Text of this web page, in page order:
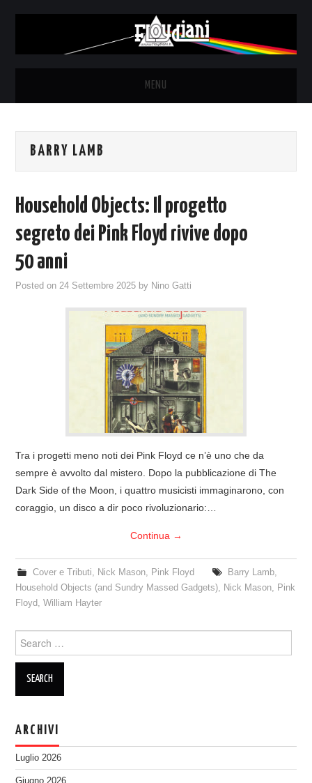
MENU
NEWS
SYD BARRETT – ALLE SOGLIE
DELL’ALBA
CONTATTI
RELICS – SFALCI E RAMAGLIE
BARRY LAMB
Household Objects: Il progetto
segreto dei Pink Floyd rivive dopo
50 anni
Posted on24 Settembre 2025 by Nino Gatti
Tra i progetti meno noti dei Pink Floyd ce n’è uno che da
sempre è avvolto dal mistero. Dopo la pubblicazione di The
Dark Side of the Moon, i quattro musicisti immaginarono, con
coraggio, un disco a dir poco rivoluzionario:…
Continua →
Cover e Tributi, Nick Mason, Pink Floyd Barry Lamb,
Household Objects (and Sundry Massed Gadgets), Nick Mason, Pink
Floyd,William Hayter
for:
ARCHIVI
Luglio 2026
Giugno 2026